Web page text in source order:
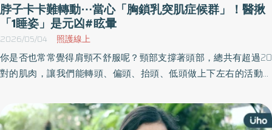
脖子卡卡難轉動⋯當心「胸鎖乳突肌症候群」！醫揪
「1睡姿」是元凶#眩暈
2026/05/04 照護線上
你是否也常常覺得肩頸不舒服呢？頸部支撐著頭部，總共有超過20
對的肌肉，讓我們能轉頭、偏頭、抬頭、低頭做上下左右的活動。
康網》特摘此篇乳突肌症候群的症狀、原因與改善方法。